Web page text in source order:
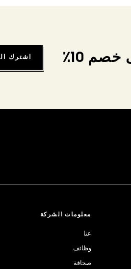
10٪ اشترك
معلومات الشركة
عنا
وظائف
صحافة